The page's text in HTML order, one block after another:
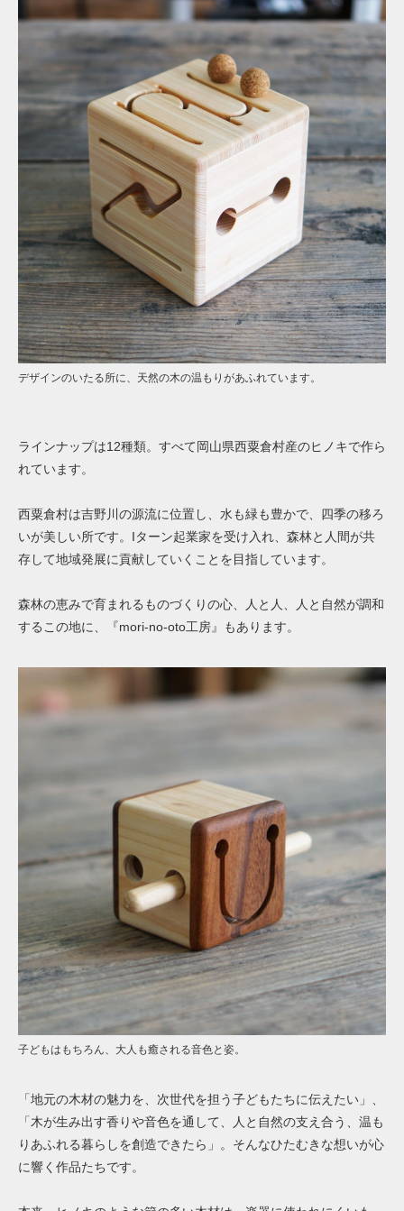
デザインのいたる所に、天然の木の温もりがあふれています。
ラインナップは12種類。すべて岡山県西粟倉村産のヒノキで作ら
れています。
西粟倉村は吉野川の源流に位置し、水も緑も豊かで、四季の移ろ
いが美しい所です。Iターン起業家を受け入れ、森林と人間が共
存して地域発展に貢献していくことを目指しています。
森林の恵みで育まれるものづくりの心、人と人、人と自然が調和
するこの地に、『mori-no-oto工房』もあります。
子どもはもちろん、大人も癒される音色と姿。
「地元の木材の魅力を、次世代を担う子どもたちに伝えたい」、
「木が生み出す香りや音色を通して、人と自然の支え合う、温も
りあふれる暮らしを創造できたら」。そんなひたむきな想いが心
に響く作品たちです。